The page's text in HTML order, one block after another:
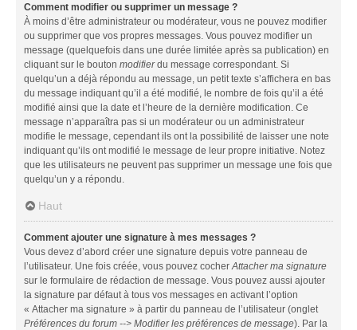
Comment modifier ou supprimer un message ?
À moins d’être administrateur ou modérateur, vous ne pouvez modifier
ou supprimer que vos propres messages. Vous pouvez modifier un
message (quelquefois dans une durée limitée après sa publication) en
cliquant sur le bouton modifierdu message correspondant. Si
quelqu’un a déjà répondu au message, un petit texte s’affichera en bas
du message indiquant qu’il a été modifié, le nombre de fois qu’il a été
modifié ainsi que la date et l’heure de la dernière modification. Ce
message n’apparaîtra pas si un modérateur ou un administrateur
modifie le message, cependant ils ont la possibilité de laisser une note
indiquant qu’ils ont modifié le message de leur propre initiative. Notez
que les utilisateurs ne peuvent pas supprimer un message une fois que
quelqu’un y a répondu.
Haut
Comment ajouter une signature à mes messages ?
Vous devez d’abord créer une signature depuis votre panneau de
l’utilisateur. Une fois créée, vous pouvez cocher Attacher ma signature
sur le formulaire de rédaction de message. Vous pouvez aussi ajouter
la signature par défaut à tous vos messages en activant l’option
« Attacher ma signature » à partir du panneau de l’utilisateur (onglet
Préférences du forum --> Modifier les préférences de message). Par la